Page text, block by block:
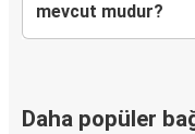
mevcut mudur?
Daha popüler